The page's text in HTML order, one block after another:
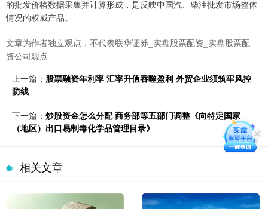
的批发价格数据采集并计算形成，是反映中国汽、柴油批发市场整体
情况的权威产品。
文章为作者独立观点，不代表联华证券_实盘股票配资_实盘股票配
资公司观点
上一篇： 股票融资年利率 汇率升值吞噬盈利 外贸企业须筑牢风控
防线
下一篇： 炒股资金怎么分配 商务部等五部门调整《向特定国家
（地区）出口易制毒化学品管理目录》
相关文章